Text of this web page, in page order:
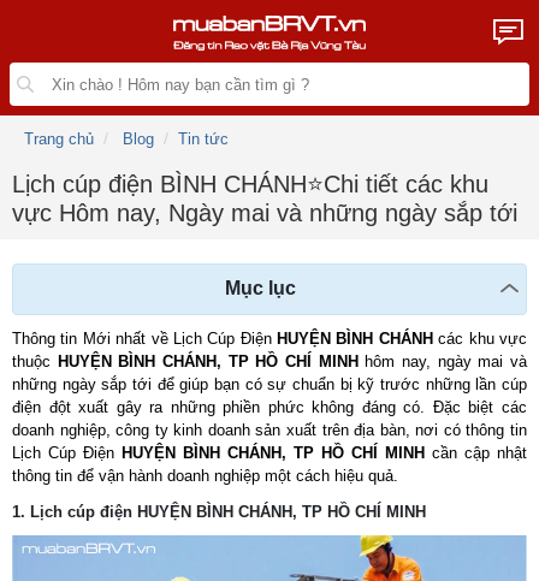
Trang chủ Blog Tin tức
Lịch cúp điện BÌNH CHÁNH⭐️Chi tiết các khu
vực Hôm nay, Ngày mai và những ngày sắp tới
Mục lục
Thông tin Mới nhất về Lịch Cúp Điện HUYỆN BÌNH CHÁNH các khu vực
thuộc HUYỆN BÌNH CHÁNH, TP HỒ CHÍ MINH hôm nay, ngày mai và
những ngày sắp tới để giúp bạn có sự chuẩn bị kỹ trước những lần cúp
điện đột xuất gây ra những phiền phức không đáng có. Đặc biệt các
doanh nghiệp, công ty kinh doanh sản xuất trên địa bàn, nơi có thông tin
Lịch Cúp Điện HUYỆN BÌNH CHÁNH, TP HỒ CHÍ MINH cần cập nhật
thông tin để vận hành doanh nghiệp một cách hiệu quả.
1. Lịch cúp điện HUYỆN BÌNH CHÁNH , TP HỒ CHÍ MINH